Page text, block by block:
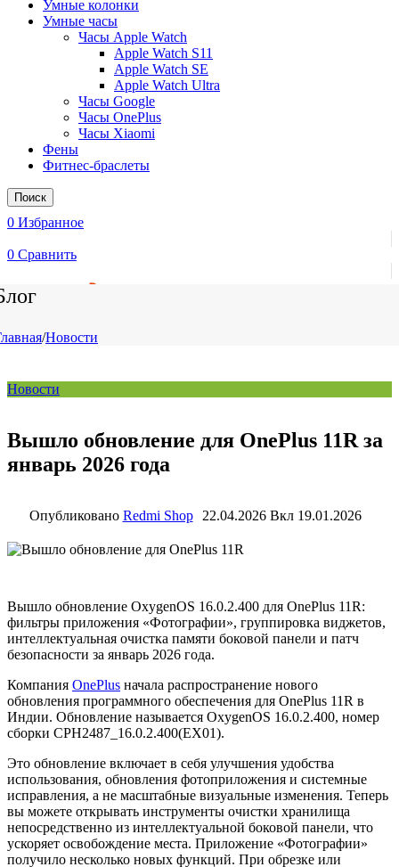
Умные колонки
Умные часы
Часы Apple Watch
Apple Watch S11
Apple Watch SE
Apple Watch Ultra
Часы Google
Часы OnePlus
Часы Xiaomi
Фены
Фитнес-браслеты
Поиск
0 Избранное
0 Сравнить
₽
/Новости
Новости
Вышло обновление для OnePlus 11R за
январь 2026 года
Опубликовано Redmi Shop 22.04.2026 Вкл 19.01.2026
Вышло обновление OxygenOS 16.0.2.400 для OnePlus 11R:
фильтры приложения «Фотографии», группировка виджетов,
интеллектуальная очистка памяти боковой панели и патч
безопасности за январь 2026 года.
Компания OnePlus начала распространение нового
обновления программного обеспечения для OnePlus 11R в
Индии. Обновление называется OxygenOS 16.0.2.400, номер
сборки CPH2487_16.0.2.400(EX01).
Это обновление включает в себя улучшения удобства
использования, обновления фотоприложения и системные
исправления, а не масштабные визуальные изменения. Теперь
вы можете открывать инструменты очистки хранилища
непосредственно из интеллектуальной боковой панели, что
ускоряет освобождение места. Приложение «Фотографии»
получило несколько новых функций. При обрезке или